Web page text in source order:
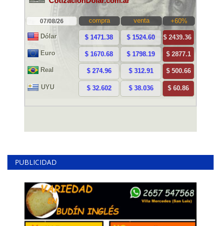
PUBLICIDAD